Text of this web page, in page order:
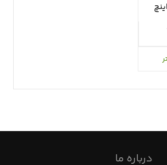
درباره ما